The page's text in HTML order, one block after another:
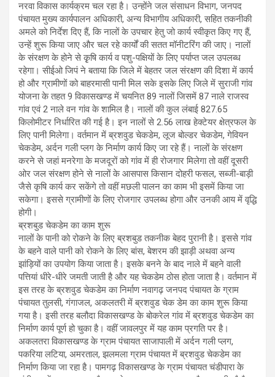
नरवा विकास कार्यक्रम चल रहा है। उन्होंने जल संसाधन विभाग, जनपद
पंचायत मुख्य कार्यपालन अधिकारी, अन्य विभागीय अधिकारी, सहित तकनीकी
अमले को निर्देश दिए हैं, कि नालों के उपचार हेतु जो कार्य स्वीकृत किए गए हैं,
उन्हें शुरू किया जाए और चल रहे कार्यों की सतत मॉनीटरिंग की जाए। नालों
के संरक्षण के होने से कृृषि कार्य व पशु-पक्षियों के लिए पर्याप्त जल उपलब्ध
रहेगा। सीईओ जिपं ने बताया कि जिले में बेहतर जल संरक्षण की दिशा में कार्य
हो और ग्रामीणों को बाहरमासी पानी मिल सके इसके लिए जिले में सुराजी गांव
योजना के तहत 9 विकासखण्ड में चयनित 89 नालों जिसमें 87 नाले राजस्व
गांव एवं 2 नाले वन गांव के शामिल है। नालों की कुल लंबाई 827.65
किलोमीटर निर्धारित की गई है। इन नालों से 2.56 लाख हेक्टेयर क्षेत्रफल के
लिए पानी मिलेगा। वर्तमान में ब्रशवुड चेकडेम, लूज बोल्डर चेकडेम, गेवियन
चेकडेम, अर्दन गली प्लग के निर्माण कार्य किए जा रहे हैं। नालों के संरक्षण
करने से जहां मनरेगा के मजदूरों को गांव में ही रोजगार मिलेगा तो वहीं दूसरी
ओर जल संरक्षण होने से नालों के आसपास किसान दोहरी फसल, सब्जी-बाड़ी
जैसे कृषि कार्य कर सकेंगे तो वहीं मछली पालन का काम भी इसमें किया जा
सकेगा। इससे ग्रामीणों के लिए रोजगार उपलब्ध होगा और उनकी आय में वृद्धि
होगी।
ब्रशबुड चेकडेम का काम शुरू
नालों के पानी को रोकने के लिए ब्रशबुड तकनीक बेहद पुरानी है। इससे गांव
के बहने वाले पानी को रोकने के लिए बांस, बेशरम की झाड़ी अथवा अन्य
झांड़ियों का उपयोग किया जाता है। इसके बनने के बाद नाले में बहने वाली
पत्तियां धीरे-धीरे जमती जाती है और यह चेकडेम ठोस होता जाता है। वर्तमान में
इस तरह के ब्रशवुड चेकडेम का निर्माण नवागढ़ जनपद पंचायत के ग्राम
पंचायत तुलसी, गंगाजल, अकलतरी में ब्रशवुड चेक डेम का काम शुरू किया
गया है। इसी तरह बलौदा विकासखण्ड के बोकरेल गांव में ब्रशवुड चेकडेम का
निर्माण कार्य पूर्ण हो चुका है। वहीं जावलपुर में यह काम प्रगति पर है।
अकलतरा विकासखण्ड के ग्राम पंचायत साजापाली में अर्दन गली प्लग,
पकरिया लटिया, अमरताल, झलमला ग्राम पंचायत में ब्रशवुड चेकडेम का
निर्माण किया जा रहा है। पामगढ़ विकासखण्ड के ग्राम पंचायत चंडीपारा के